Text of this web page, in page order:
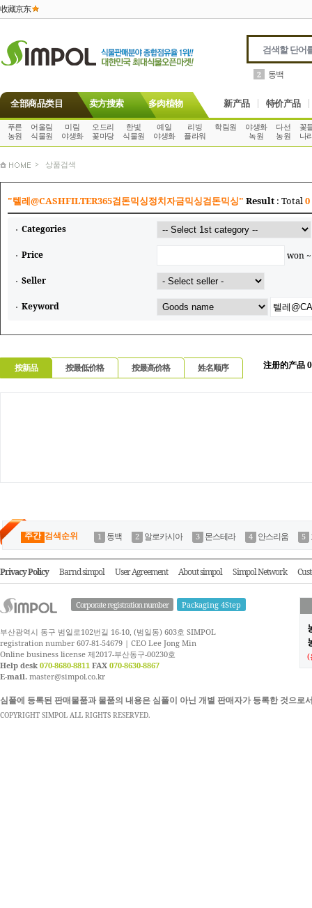
收藏京东
3 호야
全部商品类目 卖方搜索 多肉植物 新产品 特价产品
푸른
농원
어울림
식물원
미림
야생화
오드리
꽃마당
한빛
식물원
예일
야생화
리빙
플라워
학림원
야생화
녹원
다선
농원
꽃
나
> 상품검색
"텔레@CASHFILTER365검돈믹싱정치자금믹싱검돈믹싱" Result : Total0
Categories
Price won
Seller
Keyword
按新品 按最低价格 按最高价格 姓名顺序 注册的产品 0
주간 검색순위 동백 알로카시아 몬스테라 안스리움
Privacy Policy Barnd simpol User Agreement About simpol Simpol Network
Corporate registration number Packaging 4Step
부산광역시 동구 범일로102번길 16-10, (범일동) 603호 SIMPOL
registration number 607-81-54679 | CEO Lee Jong Min
Online business license 제2017-부산동구-00230호
Help desk 070-8680-8811 FAX 070-8630-8867
E-mail. master@simpol.co.kr
(
심폴에 등록된 판매물품과 물품의 내용은 심폴이 아닌 개별 판매자가 등록한 것으
COPYRIGHT SIMPOL ALL RIGHTS RESERVED.